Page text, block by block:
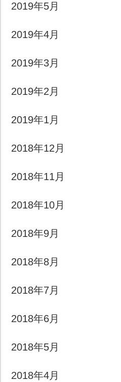
2019年5月
2019年4月
2019年3月
2019年2月
2019年1月
2018年12月
2018年11月
2018年10月
2018年9月
2018年8月
2018年7月
2018年6月
2018年5月
2018年4月